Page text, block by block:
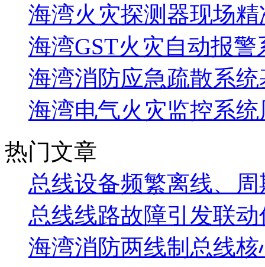
海湾火灾探测器现场
海湾GST火灾自动报警
海湾消防应急疏散系统
海湾电气火灾监控系
热门文章
总线设备频繁离线、
总线线路故障引发联
海湾消防两线制总线